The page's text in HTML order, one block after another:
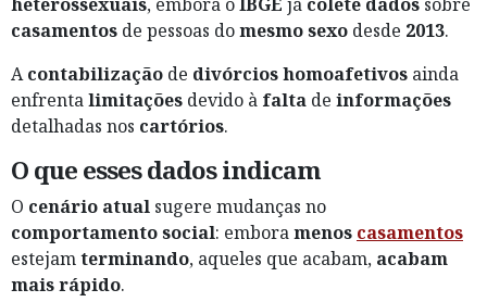
casamentos de pessoas domesmo sexo desde 2013.
Acontabilização de divórcios homoafetivos ainda
enfrentalimitações devido à falta de informações
detalhadas nos cartórios.
O que esses dados indicam
O cenário atual sugere mudanças no
comportamento social: emboramenos casamentos
estejamterminando, aqueles que acabam, acabam
mais rápido.